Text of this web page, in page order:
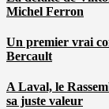
Michel Ferron
Un premier vrai
Bercault
A Laval, le
sa juste valeur